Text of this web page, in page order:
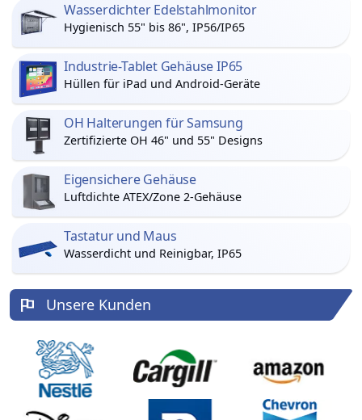
Wasserdichter Edelstahlmonitor
Hygienisch 55" bis 86", IP56/IP65
Industrie-Tablet Gehäuse IP65
Hüllen für iPad und Android-Geräte
OH Halterungen für Samsung
Zertifizierte OH 46" und 55" Designs
Eigensichere Gehäuse
Luftdichte ATEX/Zone 2-Gehäuse
Tastatur und Maus
Wasserdicht und Reinigbar, IP65
Unsere Kunden